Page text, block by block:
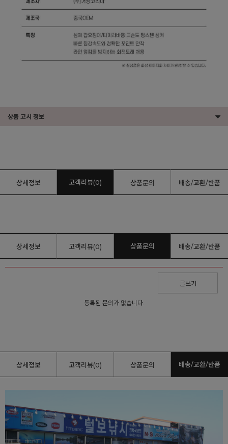
상품 고시 정보
상세정보 고객리뷰(0) 상품문의 배송/교환/반품
상세정보 고객리뷰(0) 상품문의 배송/교환/반품
글쓰기
등록된 문의가 없습니다.
상세정보 고객리뷰(0) 상품문의 배송/교환/반품